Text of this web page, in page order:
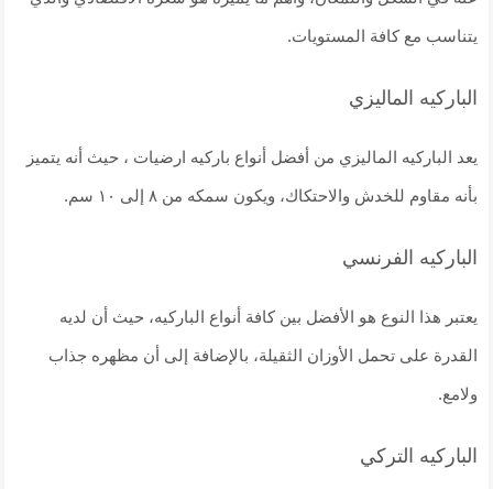
يتناسب مع كافة المستويات.
الباركيه الماليزي
يعد الباركيه الماليزي من أفضل أنواع باركيه ارضيات ، حيث أنه يتميز
بأنه مقاوم للخدش والاحتكاك، ويكون سمكه من ٨ إلى ١٠ سم.
الباركيه الفرنسي
يعتبر هذا النوع هو الأفضل بين كافة أنواع الباركيه، حيث أن لديه
القدرة على تحمل الأوزان الثقيلة، بالإضافة إلى أن مظهره جذاب
ولامع.
الباركيه التركي